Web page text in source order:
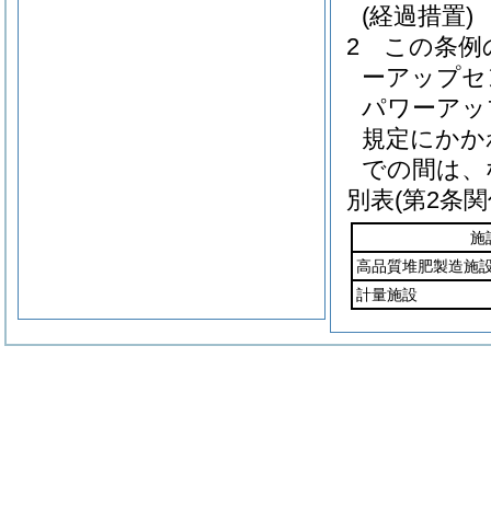
(経過措置)
2
この条
ーアップ
パワーア
規定にか
での間は
別表(第2条
施
高品質堆肥製造施
計量施設